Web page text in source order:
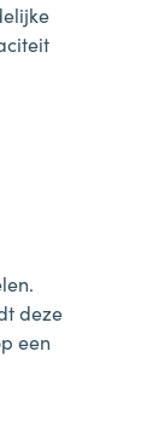
deze
een